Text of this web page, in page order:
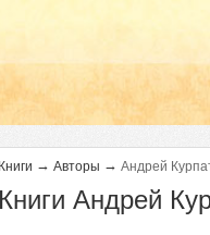
Книги → Авторы → Андрей
Книги Андрей